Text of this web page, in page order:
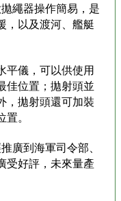
繩器操作簡易，是
，以及渡河、艦艇
平儀，可以供使用
佳位置；拋射頭並
，拋射頭還可加裝
。
廣到海軍司令部、
受好評，未來量產